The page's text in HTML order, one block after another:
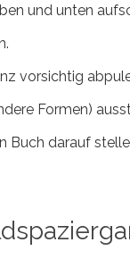
und unten
vorsichtig
Formen)
Buch darauf